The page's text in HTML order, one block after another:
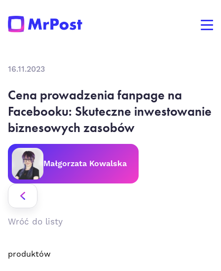
Wróć do listy
produktów
16.11.2023
Cena prowadzenia fanpage na
Facebooku: Skuteczne inwestowanie
biznesowych zasobów
Małgorzata Kowalska